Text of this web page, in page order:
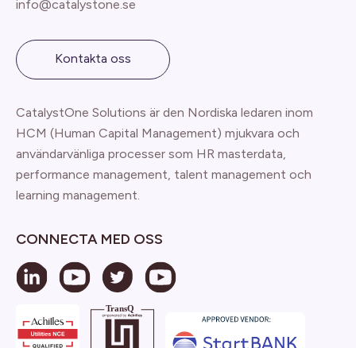
info@catalystone.se
Kontakta oss
CatalystOne Solutions är den Nordiska ledaren inom
HCM (Human Capital Management) mjukvara och
användarvänliga processer som HR masterdata,
performance management, talent management och
learning management.
CONNECTA MED OSS